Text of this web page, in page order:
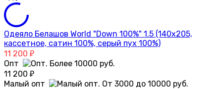
Одеяло Белашов World "Down 100%" 1.5 (140х205,
кассетное, сатин 100%, серый пух 100%)
11 200 ₽
Опт
11 200 ₽
Малый опт